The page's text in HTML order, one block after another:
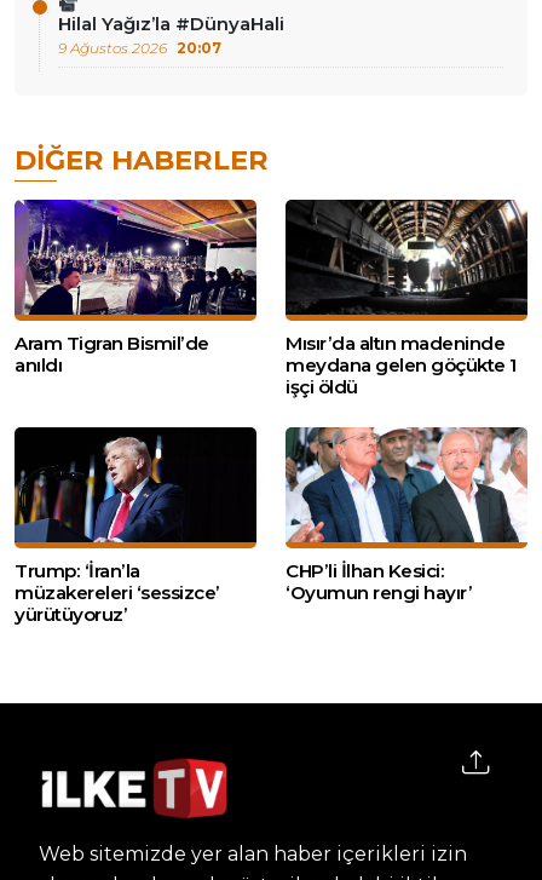
Hilal Yağız’la #DünyaHali
9 Ağustos 2026 20:07
DIĞER HABERLER
Aram Tigran Bismil’de
anıldı
Mısır’da altın madeninde
meydana gelen göçükte 1
işçi öldü
Trump: ‘İran’la
müzakereleri ‘sessizce’
yürütüyoruz’
CHP’li İlhan Kesici:
‘Oyumun rengi hayır’
Web sitemizde yer alan haber içerikleri izin